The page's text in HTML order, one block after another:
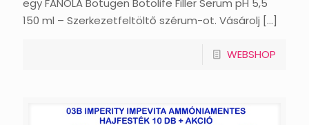
egy FANOLA Botugen Botolife Filler Serum pH 5,5
150 ml – Szerkezetfeltöltő szérum-ot. Vásárolj […]
WEBSHOP